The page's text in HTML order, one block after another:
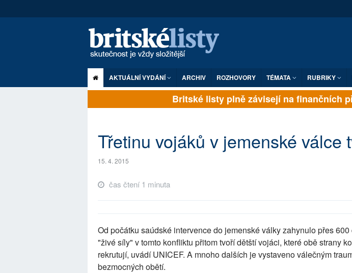
AKTUÁLNÍ VYDÁNÍ ARCHIV ROZHOVORY TÉMATA RUBRIKY
Britské listy plně závisejí na finančních
Třetinu vojáků v jemenské válce
15. 4. 2015
čas čtení 1 minuta
Od počátku saúdské intervence do jemenské války zahynulo přes 600
"živé síly" v tomto konfliktu přitom tvoří dětští vojáci, které obě strany
rekrutují, uvádí UNICEF. A mnoho dalších je vystaveno válečným
bezmocných obětí.